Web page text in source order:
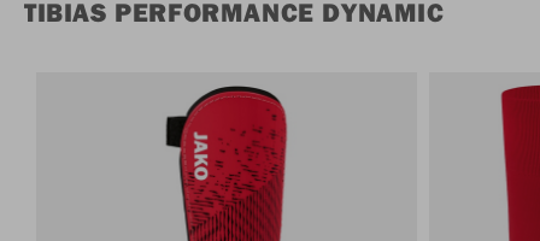
TIBIAS PERFORMANCE DYNAMIC